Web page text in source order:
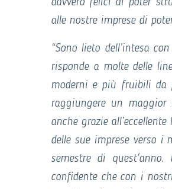
davvero felici di poter
alle nostre imprese di
“Sono lieto dell’intesa
risponde a molte delle
moderni e più fruibili da
raggiungere un maggior
anche grazie
delle sue imprese verso i
semestre di
confidente che con i